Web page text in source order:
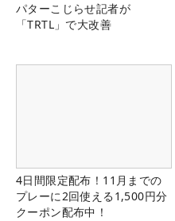
パターこじらせ記者が
「TRTL」で大改善
4日間限定配布！11月までの
プレーに2回使える1,500円分
クーポン配布中！